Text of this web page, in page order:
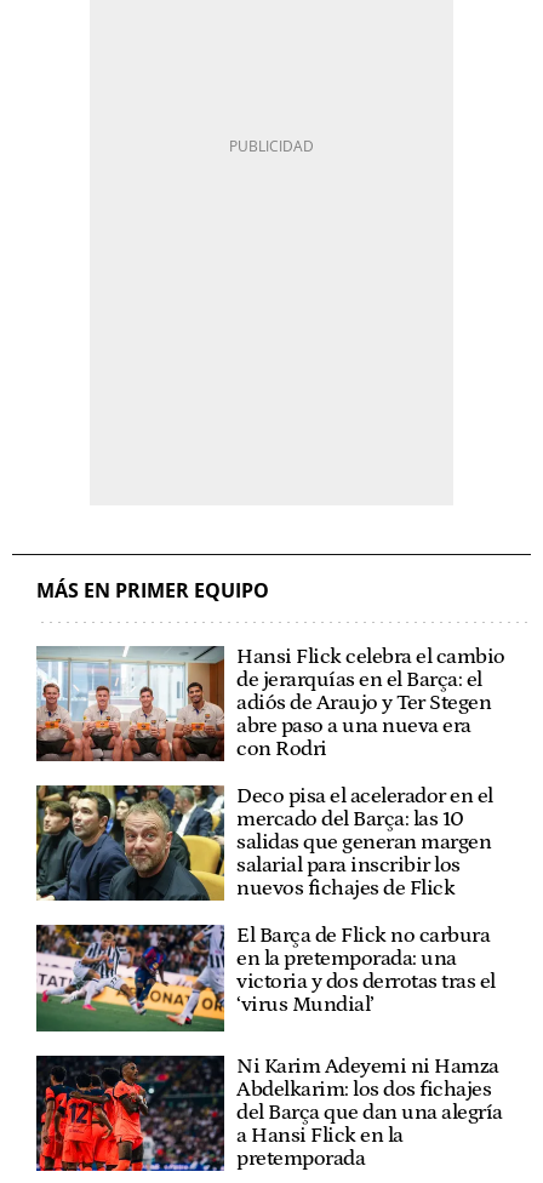
MÁS EN PRIMER EQUIPO
Hansi Flick celebra el cambio
de jerarquías en el Barça: el
adiós de Araujo y Ter Stegen
abre paso a una nueva era
con Rodri
Deco pisa el acelerador en el
mercado del Barça: las 10
salidas que generan margen
salarial para inscribir los
nuevos fichajes de Flick
El Barça de Flick no carbura
en la pretemporada: una
victoria y dos derrotas tras el
‘virus Mundial’
Ni Karim Adeyemi ni Hamza
Abdelkarim: los dos fichajes
del Barça que dan una alegría
a Hansi Flick en la
pretemporada